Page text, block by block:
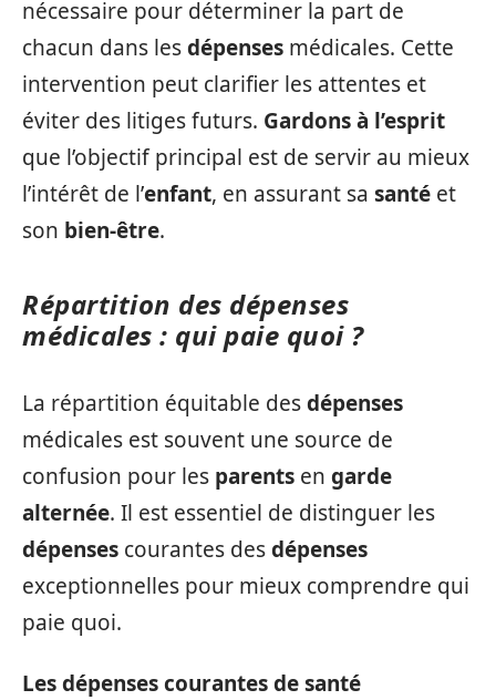
nécessaire pour déterminer la part de
chacun dans lesdépenses médicales. Cette
intervention peut clarifier les attentes et
éviter des litiges futurs. Gardons à l’esprit
que l’objectif principal est de servir au mieux
l’intérêt de l’enfant, en assurant sa santé et
son bien-être.
Répartition des dépenses
médicales : qui paie quoi ?
La répartition équitable desdépenses
médicales est souvent une source de
confusion pour les parents en garde
alternée. Il est essentiel de distinguer les
dépenses courantes desdépenses
exceptionnelles pour mieux comprendre qui
paie quoi.
Les dépenses courantes de santé